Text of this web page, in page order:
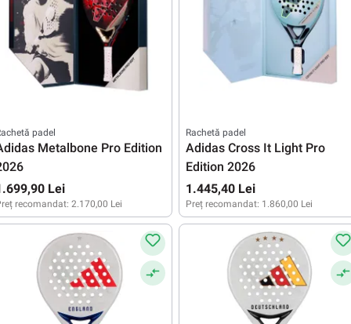
padel
Metalbone Pro Edition
Lei
recomandat: 2.170,00 Lei
Rachetă padel
Adidas Cross It Light Pro
Edition 2026
1.445,40 Lei
Preț recomandat: 1.860,00 Lei